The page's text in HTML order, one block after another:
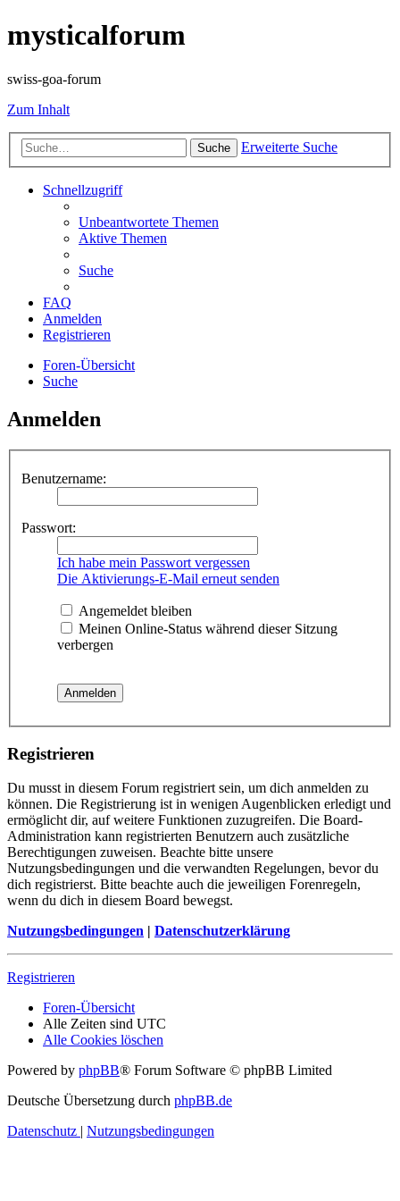
mysticalforum
swiss-goa-forum
Zum Inhalt
Suche Erweiterte Suche
Schnellzugriff
Unbeantwortete Themen
Aktive Themen
Suche
FAQ
Anmelden
Registrieren
Foren-Übersicht
Suche
Anmelden
Benutzername:
Passwort:
Ich habe mein Passwort vergessen
Die Aktivierungs-E-Mail erneut senden
Angemeldet bleiben
Meinen Online-Status während dieser Sitzung
verbergen
Registrieren
Du musst in diesem Forum registriert sein, um dich anmelden zu
können. Die Registrierung ist in wenigen Augenblicken erledigt und
ermöglicht dir, auf weitere Funktionen zuzugreifen. Die Board-
Administration kann registrierten Benutzern auch zusätzliche
Berechtigungen zuweisen. Beachte bitte unsere
Nutzungsbedingungen und die verwandten Regelungen, bevor du
dich registrierst. Bitte beachte auch die jeweiligen Forenregeln,
wenn du dich in diesem Board bewegst.
Nutzungsbedingungen | Datenschutzerklärung
Registrieren
Foren-Übersicht
Alle Zeiten sind UTC
Alle Cookies löschen
Powered by phpBB® Forum Software © phpBB Limited
Deutsche Übersetzung durch phpBB.de
Datenschutz | Nutzungsbedingungen